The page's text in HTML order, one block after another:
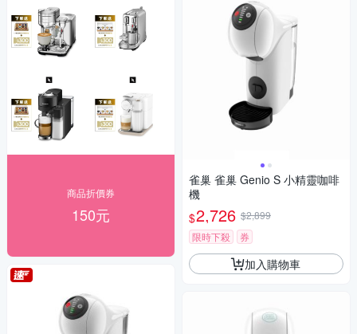
商品折價券
150元
雀巢 雀巢 Genio S 小精靈咖啡
機
$2,726 $2,899
限時下殺
券
加入購物車